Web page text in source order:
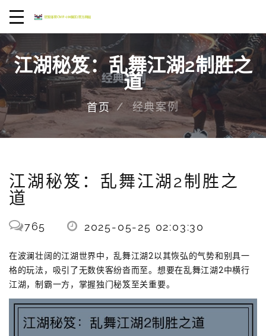
江湖秘笈：乱舞江湖2制胜之
道
首页 经典案例
江湖秘笈：乱舞江湖2制胜之
道
765 2025-05-25 02:03:30
在波澜壮阔的江湖世界中，乱舞江湖2以其恢弘的气势和别具一
格的玩法，吸引了无数侠客纷沓而至。想要在乱舞江湖2中横行
江湖，制霸一方，掌握独门秘笈至关重要。